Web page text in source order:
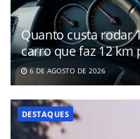
Quanto custa rodar
carro que faz 12 km
6 DE AGOSTO DE 2026
DESTAQUES